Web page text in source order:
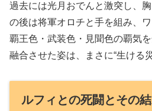
過去には光月おでんと激突し、
の後は将軍オロチと手を組み、
覇王色・武装色・見聞色の覇気
融合させた姿は、まさに“生ける
ルフィとの死闘とその